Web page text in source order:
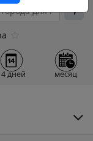
дней месяц